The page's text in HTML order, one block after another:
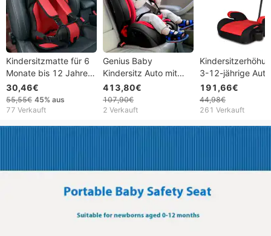
Kindersitzmatte für 6
Monate bis 12 Jahre
alt, atmungsaktive
Stuhlmatten,
Babyautositzkissen,
30,46€
55,55€ 45% aus
77 Verkauft
Genius Baby
Kindersitz Auto mit
ISOFIX/Latch Hard
Interface 9 Monate 12
Jahre altes Baby
413,80€
107,90€
2 Verkauft
3-12-jährige
großem
tragbares,
Kissen, universell
191,66€
44,98€
261 Verkauft